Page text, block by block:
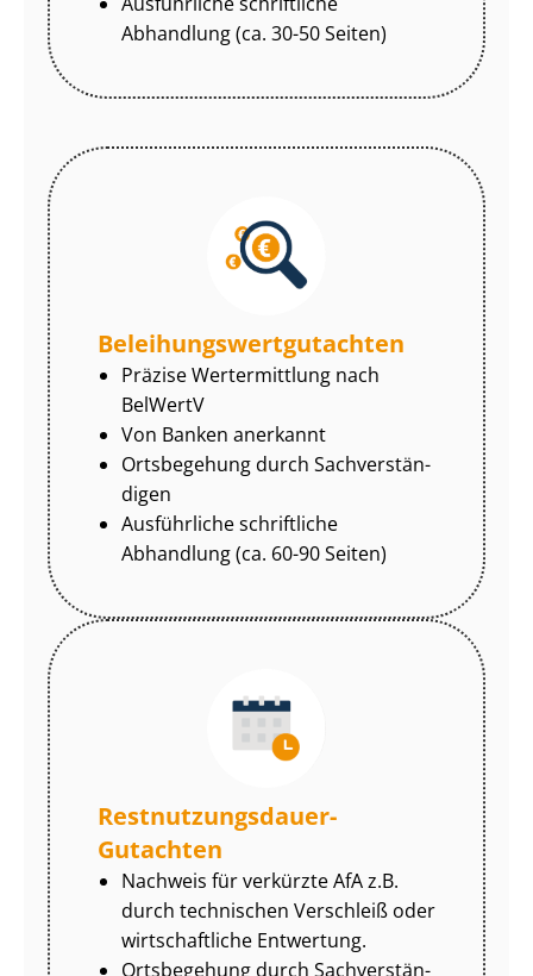
Abhandlung (ca. 30-50 Seiten)
Be­lei­hungs­wert­gut­ach­ten
Präzise Wertermittlung nach
BelWertV
Von Banken anerkannt
Ortsbegehung durch Sach­ver­stän­
di­gen
Ausführliche schriftliche
Abhandlung (ca. 60-90 Seiten)
Rest­nut­zungs­dau­er-
Gutachten
Nachweis für verkürzte AfA z.B.
durch technischen Verschleiß oder
wirtschaftliche Entwertung.
Ortsbegehung durch Sach­ver­stän­